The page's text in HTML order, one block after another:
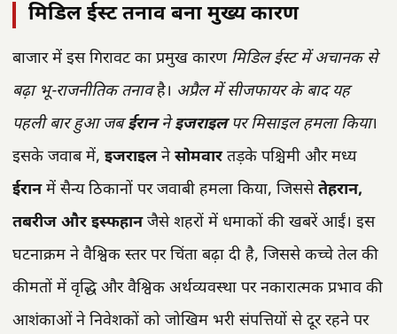
मिडिल ईस्ट तनाव बना मुख्य कारण
बाजार में इस गिरावट का प्रमुख कारण मिडिल ईस्ट में अचानक से
बढ़ा भू-राजनीतिक तनावहै। अप्रैल में सीजफायर के बाद यह
पहली बार हुआ जबईराननेइजराइलपर मिसाइल हमला किया।
इसके जवाब में, इजराइलनेसोमवारतड़के पश्चिमी और मध्य
ईरानमें सैन्य ठिकानों पर जवाबी हमला किया, जिससेतेहरान,
तबरीज और इस्फहानजैसे शहरों में धमाकों की खबरें आईं। इस
घटनाक्रम ने वैश्विक स्तर पर चिंता बढ़ा दी है, जिससे कच्चे तेल की
कीमतों में वृद्धि और वैश्विक अर्थव्यवस्था पर नकारात्मक प्रभाव की
आशंकाओं ने निवेशकों को जोखिम भरी संपत्तियों से दूर रहने पर